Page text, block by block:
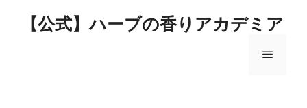
【公式】ハーブの香りアカデミア
メ